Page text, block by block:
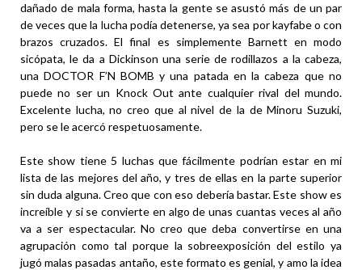
dañado de mala forma, hasta la gente se asustó más de un par
de veces que la lucha podía detenerse, ya sea por kayfabe o con
brazos cruzados. El final es simplemente Barnett en modo
sicópata, le da a Dickinson una serie de rodillazos a la cabeza,
una DOCTOR F’N BOMB y una patada en la cabeza que no
puede no ser un Knock Out ante cualquier rival del mundo.
Excelente lucha, no creo que al nivel de la de Minoru Suzuki,
pero se le acercó respetuosamente.
Este show tiene 5 luchas que fácilmente podrían estar en mi
lista de las mejores del año, y tres de ellas en la parte superior
sin duda alguna. Creo que con eso debería bastar. Este show es
increíble y si se convierte en algo de unas cuantas veces al año
va a ser espectacular. No creo que deba convertirse en una
agrupación como tal porque la sobreexposición del estilo ya
jugó malas pasadas antaño, este formato es genial, y amo la idea